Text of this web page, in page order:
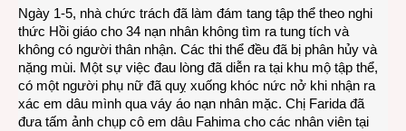
Ngày 1-5, nhà chức trách đã làm đám tang tập thể theo nghi
thức Hồi giáo cho 34 nạn nhân không tìm ra tung tích và
không có người thân nhận. Các thi thể đều đã bị phân hủy và
nặng mùi. Một sự việc đau lòng đã diễn ra tại khu mộ tập thể,
có một người phụ nữ đã quỵ xuống khóc nức nở khi nhận ra
xác em dâu mình qua váy áo nạn nhân mặc. Chị Farida đã
đưa tấm ảnh chụp cô em dâu Fahima cho các nhân viên tại